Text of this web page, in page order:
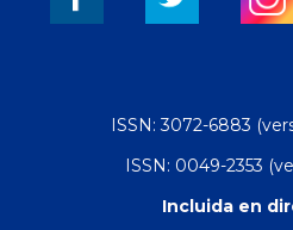
ISSN: 3072-6883
ISSN: 0049-2353
Incluida en